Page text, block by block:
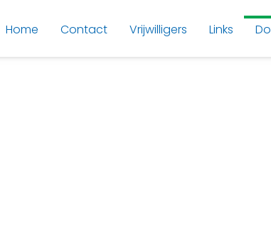
Home Contact Vrijwilligers Links